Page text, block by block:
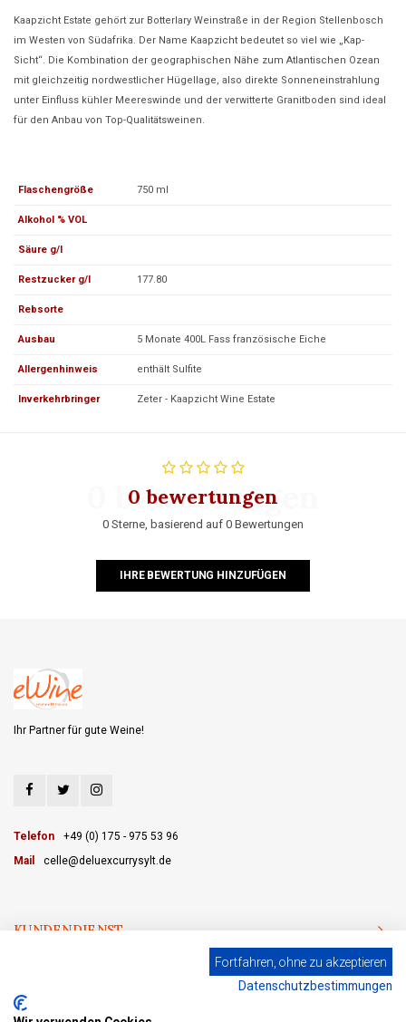
Kaapzicht Estate gehört zur Botterlary Weinstraße in der Region Stellenbosch
im Westen von Südafrika. Der Name Kaapzicht bedeutet so viel wie „Kap-
Sicht“. Die Kombination der geographischen Nähe zum Atlantischen Ozean
mit gleichzeitig nordwestlicher Hügellage, also direkte Sonneneinstrahlung
unter Einfluss kühler Meereswinde und der verwitterte Granitboden sind ideal
für den Anbau von Top-Qualitätsweinen.
Flaschengröße 750 ml
Alkohol % VOL
Säure g/l
Restzucker g/l 177.80
Rebsorte
Ausbau 5 Monate 400L Fass französische Eiche
Allergenhinweis enthält Sulfite
Inverkehrbringer Zeter - Kaapzicht Wine Estate
0 bewertungen
0 bewertungen
0 Sterne, basierend auf 0 Bewertungen
IHRE BEWERTUNG HINZUFÜGEN
Ihr Partner für gute Weine!
Telefon
+49 (0) 175 - 975 53 96
Mail
celle@deluexcurrysylt.de
KUNDENDIENST
Fortfahren, ohne zu akzeptieren
Datenschutzbestimmungen